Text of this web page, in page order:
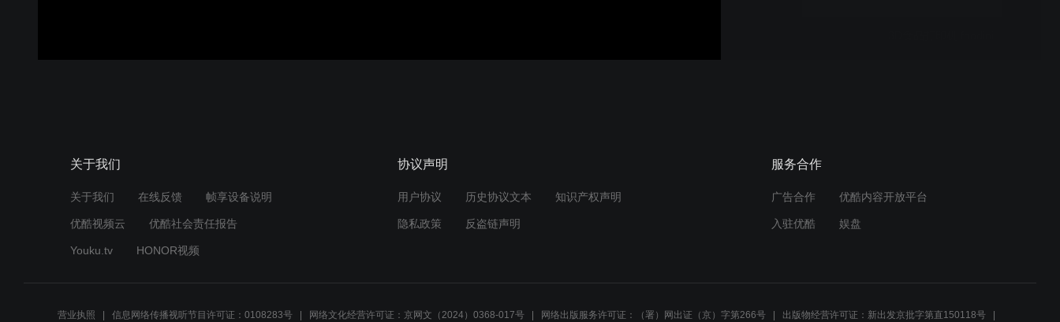
关于我们
关于我们 在线反馈 帧享设备说明
优酷视频云 优酷社会责任报告
Youku.tv HONOR视频
协议声明
用户协议 历史协议文本 知识产权声明
隐私政策 反盗链声明
服务合作
广告合作 优酷内容开放平台
入驻优酷 娱盘
营业执照 信息网络传播视听节目许可证：0108283号 网络文化经营许可证：京网文（2024）0368-017号 网络出版服务许可证：（署）网出证（京）字第266号 出版物经营许可证：新出发京批字第直150118号